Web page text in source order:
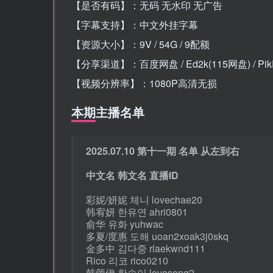
【是否有码】：无码 无水印 无广告
【字幕支持】：中文外挂字幕
【资源大小】：9V / 54G / 9配额
【分享渠道】：百度网盘 / Ed2k(115网盘) /
【视频分辨率】：1080P高清无损
本期主播名单
2025.07.10 第十一期 名单 从左到右
中文名 韩文名 直播ID
彩妮/妍妮 체니 lovechae20
韩宥妍 한유연 ahri0801
俞华 유화 yuhwac
多夏/度惠 도해 uoan2xoak3j0skq
金多中 김다중 rlaekwnd111
Rico 리코 rico0210